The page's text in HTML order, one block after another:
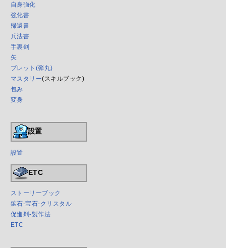
自身強化
強化書
帰還書
兵法書
手裏剣
矢
ブレット(弾丸)
マスタリー(スキルブック)
包み
変身
設置
設置
ETC
ストーリーブック
鉱石-宝石-クリスタル
促進剤-製作法
ETC